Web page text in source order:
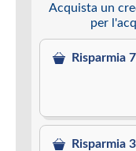
Acquista un
per
Risparmia
Risparmia